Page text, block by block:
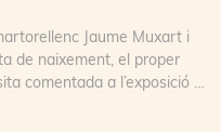
Jaume Muxart i
de naixement, el proper
comentada a l’exposició …